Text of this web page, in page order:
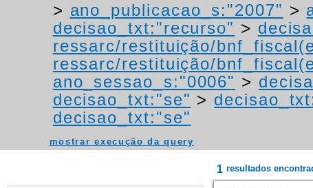
> ano_publicacao_s:"2007" >
decisao_txt:"recurso" >
ressarc/restituição/
ressarc/restituição/
ano_sessao_s:"0006" >
decisao_txt:"se" >
decisao_txt:"se"
mostrar execução da query
1 resultados